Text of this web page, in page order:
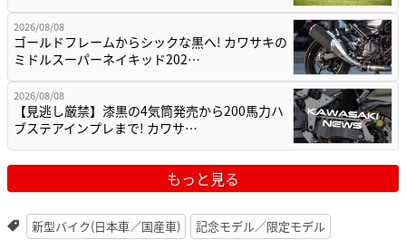
2026/08/08
ゴールドフレームからシックな黒へ! カワサキの
ミドルスーパーネイキッド202…
2026/08/08
【見逃し厳禁】漆黒の4気筒発売から200馬力ハ
ブステアインプレまで! カワサ…
もっと見る
新型バイク(日本車／国産車)
記念モデル／限定モデル